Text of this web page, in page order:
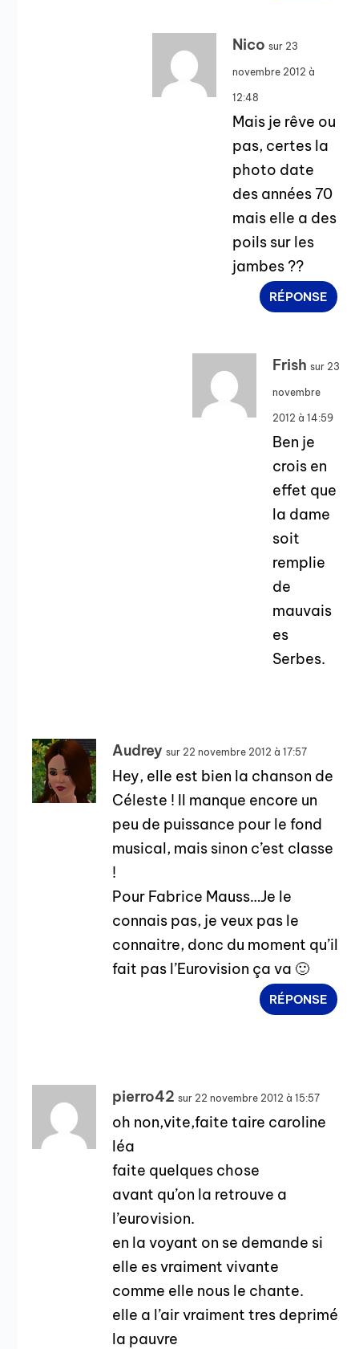
Nico sur 23
novembre 2012 à
12:48
Mais je rêve ou
pas, certes la
photo date
des années 70
mais elle a des
poils sur les
jambes ??
RÉPONSE
Frish sur 23
novembre
2012 à 14:59
Ben je
crois en
effet que
la dame
soit
remplie
de
mauvais
es
Serbes.
Audrey sur 22 novembre 2012 à 17:57
Hey, elle est bien la chanson de
Céleste ! Il manque encore un
peu de puissance pour le fond
musical, mais sinon c’est classe
!
Pour Fabrice Mauss…Je le
connais pas, je veux pas le
connaitre, donc du moment qu’il
fait pas l’Eurovision ça va 🙂
RÉPONSE
pierro42 sur 22 novembre 2012 à 15:57
oh non,vite,faite taire caroline
léa
faite quelques chose
avant qu’on la retrouve a
l’eurovision.
en la voyant on se demande si
elle es vraiment vivante
comme elle nous le chante.
elle a l’air vraiment tres deprimé
la pauvre